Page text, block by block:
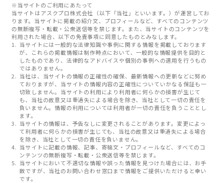
※当サイトのご利用にあたって
当サイトはアスクプロ株式会社（以下「当社」といいます。）が運営してお
ります。当サイトに掲載の紹介文、プロフィールなど、すべてのコンテンツ
の無断複写・転載・公衆送信等を禁じます。また、当サイトのコンテンツを
利用された場合、以下の免責事項に同意したものとみなします。
当サイトには一般的な法律知識や事例に関する情報を掲載しております
が、これらの掲載情報は制作時点において、一般的な情報提供を目的と
したものであり、法律的なアドバイスや個別の事例への適用を行うもの
ではありません。
当社は、当サイトの情報の正確性の確保、最新情報への更新などに努め
ておりますが、当サイトの情報内容の正確性についていかなる保証も一
切致しません。当サイトの利用により利用者に何らかの損害が生じて
も、当社の故意又は重過失による場合を除き、当社として一切の責任を
負いません。情報の利用については利用者が一切の責任を負うこととし
ます。
当サイトの情報は、予告なしに変更されることがあります。変更によっ
て利用者に何らかの損害が生じても、当社の故意又は重過失による場合
を除き、当社として一切の責任を負いません。
当サイトに記載の情報、記事、寄稿文・プロフィールなど、すべてのコ
ンテンツの無断複写・転載・公衆送信等を禁じます。
当サイトにおいて不適切な情報や誤った情報を見つけた場合には、お手
数ですが、当社のお問い合わせ窓口まで情報をご提供いただけると幸い
です。